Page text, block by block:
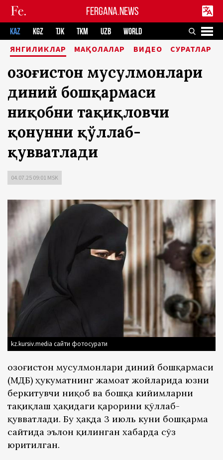
FERGANA.NEWS
KAZ KGZ TJK TKM UZB WORLD
ЯНГИЛИКЛАР МАҚОЛАЛАР ВИДЕО СУРАТЛАР
Қозоғистон мусулмонлари
диний бошқармаси
ниқобни тақиқловчи
қонунни қўллаб-
қувватлади
04.07.25 09:01 MSK
kz.kursiv.media сайти фотосурати
Қозоғистон мусулмонлари диний бошқармаси
(ҚМДБ) ҳукуматнинг жамоат жойларида юзни
беркитувчи ниқоб ва бошқа кийимларни
тақиқлаш ҳақидаги қарорини қўллаб-
қувватлади. Бу ҳақда 3 июль куни бошқарма
сайтида эълон қилинган хабарда сўз
юритилган.